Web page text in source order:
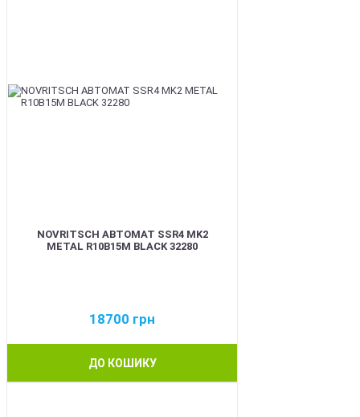
NOVRITSCH АВТОМАТ SSR4 MK2
METAL R10B15M BLACK 32280
18700 грн
ДО КОШИКУ